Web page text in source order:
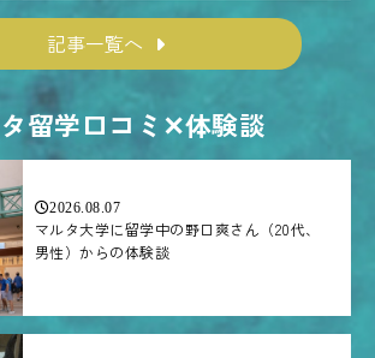
記事一覧へ
留学口コミ✕体験談
2026.08.07
マルタ大学に留学中の野口爽さん（20代、
男性）からの体験談